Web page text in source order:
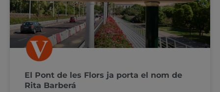
El Pont de les Flors ja porta el nom de
Rita Barberá